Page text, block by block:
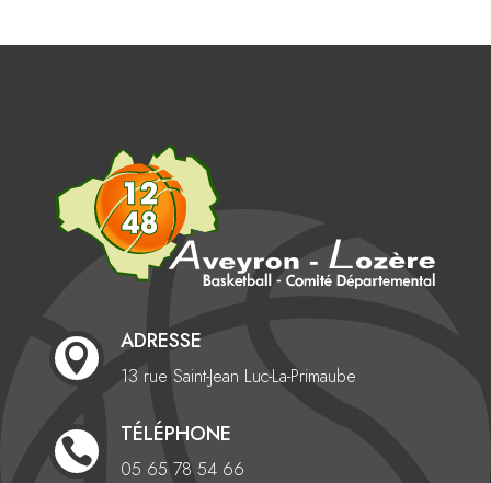

ADRESSE
13 rue Saint-Jean Luc-La-Primaube

TÉLÉPHONE
05 65 78 54 66